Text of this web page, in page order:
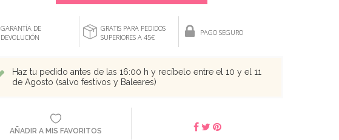
GARANTÍA DE
DEVOLUCIÓN
GRATIS PARA PEDIDOS
SUPERIORES A 45€
PAGO SEGURO
Haz tu pedido antes de las 16:00 h y recíbelo entre el 10 y el 11
de Agosto (salvo festivos y Baleares)
AÑADIR A MIS FAVORITOS